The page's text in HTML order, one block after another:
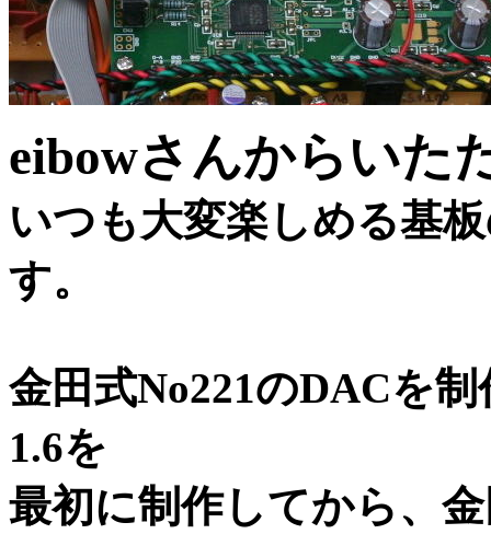
eibowさんからいた
いつも大変楽しめる基
す。
金田式No221のDACを
1.6を
最初に制作してから、